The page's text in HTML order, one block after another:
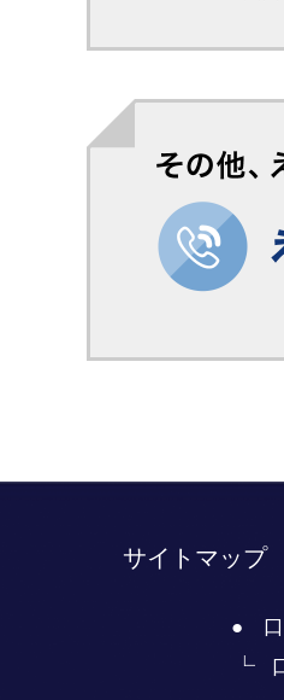
サイトマップ
● 口